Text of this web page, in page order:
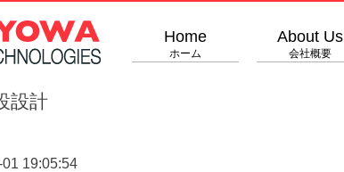
Home
ホーム
About Us
会社概要
設計
19:05:54